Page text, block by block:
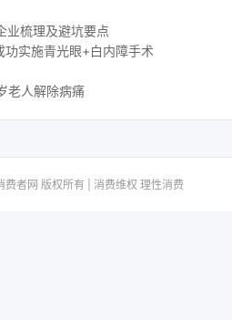
业梳理及避坑要点
实施青光眼+白内障手术
老人解除病痛
者网 版权所有 | 消费维权 理性消费